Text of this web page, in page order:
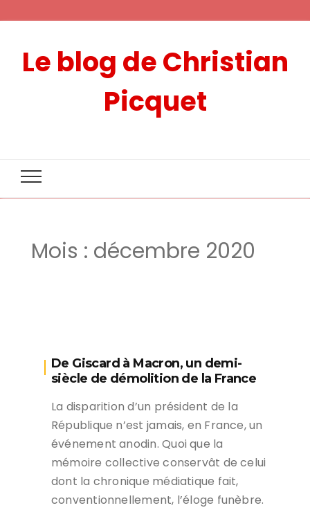
Le blog de Christian
Picquet
Mois : décembre 2020
De Giscard à Macron, un demi-
siècle de démolition de la France
La disparition d’un président de la
République n’est jamais, en France, un
événement anodin. Quoi que la
mémoire collective conservât de celui
dont la chronique médiatique fait,
conventionnellement, l’éloge funèbre.